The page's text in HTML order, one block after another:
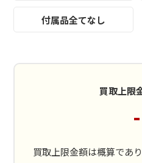
付属品全てなし
買取上限
-
買取上限金額は概算であ